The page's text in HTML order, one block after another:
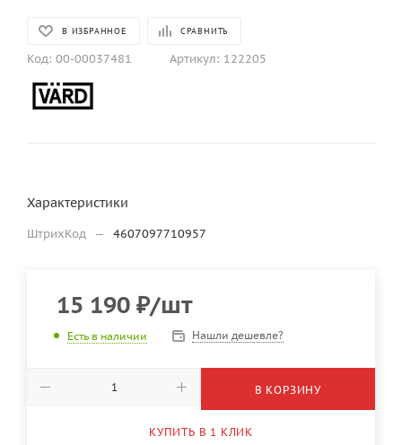
В ИЗБРАННОЕ СРАВНИТЬ
Код: 00-00037481 Артикул: 122205
Характеристики
ШтрихКод — 4607097710957
15 190 ₽/шт
Есть в наличии Нашли дешевле?
В КОРЗИНУ
КУПИТЬ В 1 КЛИК